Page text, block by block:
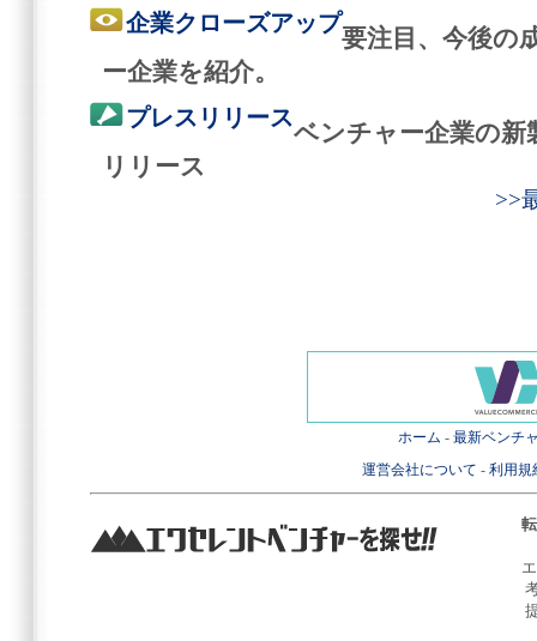
企業クローズアップ
要注目、今後の
ー企業を紹介。
プレスリリース
ベンチャー企業の新
リリース
>>
ホーム - 最新ベンチ
運営会社について - 利用規